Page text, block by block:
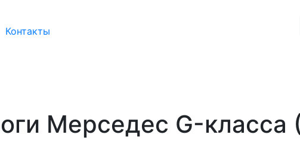
Контакты
Мерседес G-класса